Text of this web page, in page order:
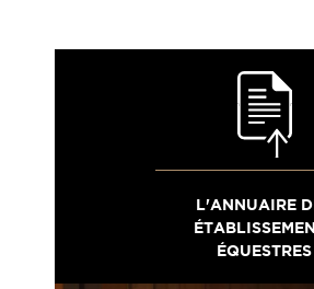
L'ANNUAIRE
ÉQUESTRES